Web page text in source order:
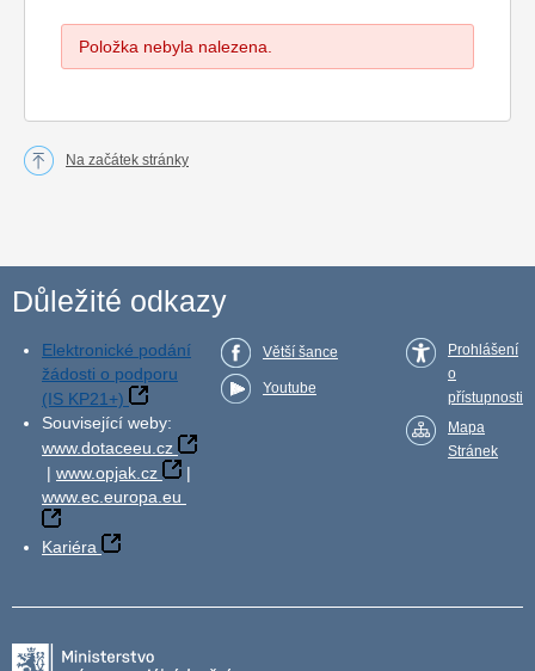
Položka nebyla nalezena.
Na začátek stránky
Důležité odkazy
Elektronické podání
žádosti o podporu
(IS KP21+)
Související weby:
www.dotaceeu.cz
| www.opjak.cz
|
www.ec.europa.eu
Kariéra
Větší šance
Youtube
Prohlášení
o
přístupnosti
Mapa
Stránek